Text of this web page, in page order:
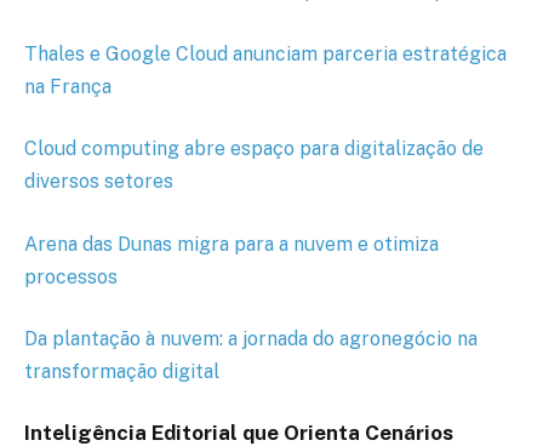
Thales e Google Cloud anunciam parceria estratégica
na França
Cloud computing abre espaço para digitalização de
diversos setores
Arena das Dunas migra para a nuvem e otimiza
processos
Da plantação à nuvem: a jornada do agronegócio na
transformação digital
Inteligência Editorial que Orienta Cenários